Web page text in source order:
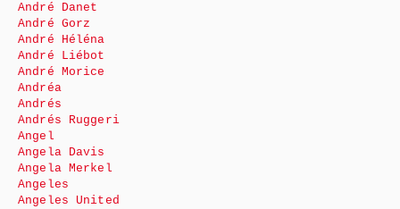
André Danet
André Gorz
André Héléna
André Liébot
André Morice
Andréa
Andrés
Andrés Ruggeri
Angel
Angela Davis
Angela Merkel
Angeles
Angeles United